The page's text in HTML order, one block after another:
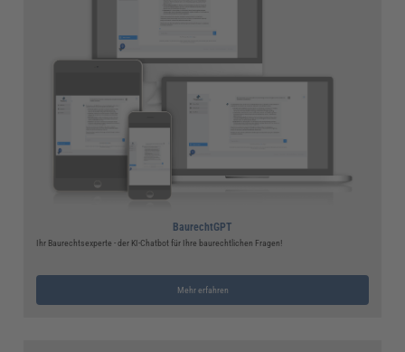
BaurechtGPT
Ihr Baurechtsexperte - der KI-Chatbot für Ihre baurechtlichen Fragen!
Mehr erfahren